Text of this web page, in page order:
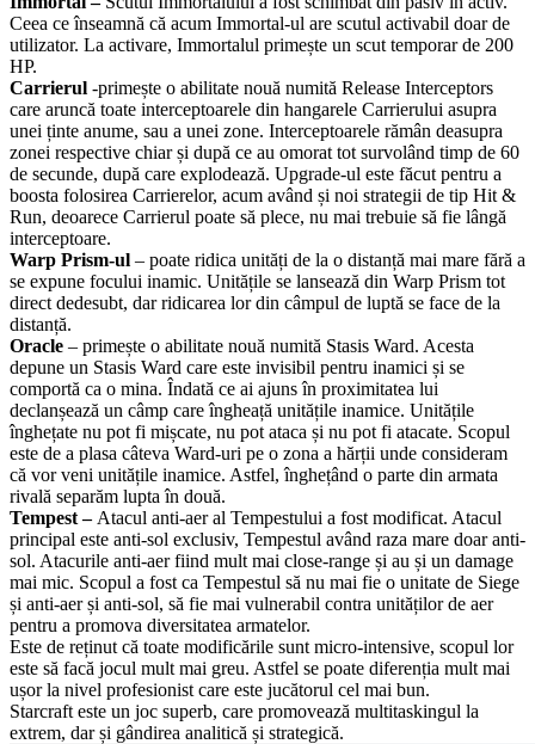
Ceea ce înseamnă că acum Immortal-ul are scutul activabil doar de
utilizator. La activare, Immortalul primește un scut temporar de 200
HP.
Carrierul -primește o abilitate nouă numită Release Interceptors
care aruncă toate interceptoarele din hangarele Carrierului asupra
unei ținte anume, sau a unei zone. Interceptoarele rămân deasupra
zonei respective chiar și după ce au omorat tot survolând timp de 60
de secunde, după care explodează. Upgrade-ul este făcut pentru a
boosta folosirea Carrierelor, acum având și noi strategii de tip Hit &
Run, deoarece Carrierul poate să plece, nu mai trebuie să fie lângă
interceptoare.
Warp Prism-ul – poate ridica unități de la o distanță mai mare fără a
se expune focului inamic. Unitățile se lansează din Warp Prism tot
direct dedesubt, dar ridicarea lor din câmpul de luptă se face de la
distanță.
Oracle – primește o abilitate nouă numită Stasis Ward. Acesta
depune un Stasis Ward care este invisibil pentru inamici și se
comportă ca o mina. Îndată ce ai ajuns în proximitatea lui
declanșează un câmp care îngheață unitățile inamice. Unitățile
înghețate nu pot fi mișcate, nu pot ataca și nu pot fi atacate. Scopul
este de a plasa câteva Ward-uri pe o zona a hărții unde consideram
că vor veni unitățile inamice. Astfel, înghețând o parte din armata
rivală separăm lupta în două.
Tempest –Atacul anti-aer al Tempestului a fost modificat. Atacul
principal este anti-sol exclusiv, Tempestul având raza mare doar anti-
sol. Atacurile anti-aer fiind mult mai close-range și au și un damage
mai mic. Scopul a fost ca Tempestul să nu mai fie o unitate de Siege
și anti-aer și anti-sol, să fie mai vulnerabil contra unităților de aer
pentru a promova diversitatea armatelor.
Este de reținut că toate modificările sunt micro-intensive, scopul lor
este să facă jocul mult mai greu. Astfel se poate diferenția mult mai
ușor la nivel profesionist care este jucătorul cel mai bun.
Starcraft este un joc superb, care promovează multitaskingul la
extrem, dar și gândirea analitică și strategică.